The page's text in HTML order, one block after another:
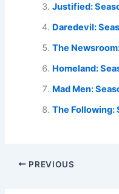
Justified:
Daredevil:
The
Homeland:
Mad Men:
The Following:
PREVIOUS